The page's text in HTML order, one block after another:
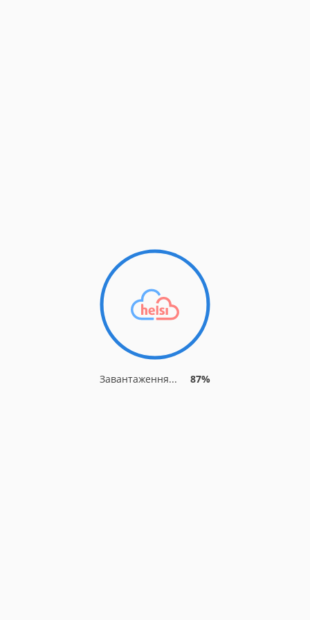
Завантаження... 87%